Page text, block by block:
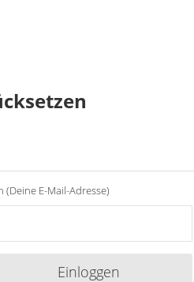
E-Mail-Adresse)
Einloggen